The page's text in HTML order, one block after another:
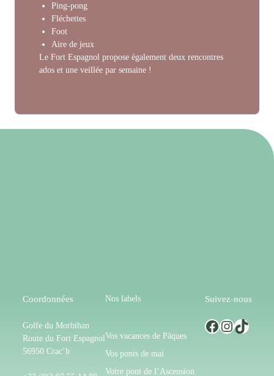
Ping-pong
Fléchettes
Foot
Aire de jeux
Le Fort Espagnol propose également deux rencontres
ados et une veillée par semaine !
Coordonnées
Golfe du Morbihan
Route du Fort Espagnol
56950 Crac’h
Nos labels
Vos vacances de Pâques
Vos ponts de mai
Votre pont de l’Ascension
Suivez-nous
Facebook InstagramTikTok